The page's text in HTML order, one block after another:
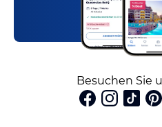
Besuchen Sie